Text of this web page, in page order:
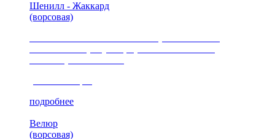
Шенилл - Жаккард
(ворсовая)
подробнее
Велюр
(ворсовая)